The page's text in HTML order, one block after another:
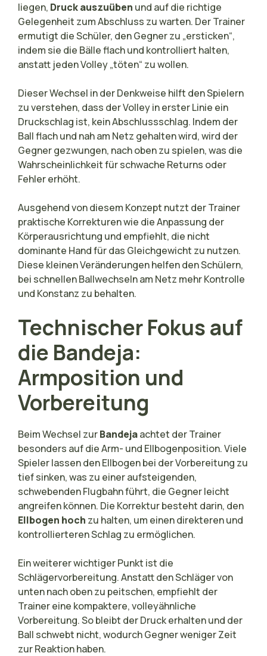
liegen, Druck auszuüben und auf die richtige
Gelegenheit zum Abschluss zu warten. Der Trainer
ermutigt die Schüler, den Gegner zu „ersticken“,
indem sie die Bälle flach und kontrolliert halten,
anstatt jeden Volley „töten“ zu wollen.
Dieser Wechsel in der Denkweise hilft den Spielern
zu verstehen, dass der Volley in erster Linie ein
Druckschlag ist, kein Abschlussschlag. Indem der
Ball flach und nah am Netz gehalten wird, wird der
Gegner gezwungen, nach oben zu spielen, was die
Wahrscheinlichkeit für schwache Returns oder
Fehler erhöht.
Ausgehend von diesem Konzept nutzt der Trainer
praktische Korrekturen wie die Anpassung der
Körperausrichtung und empfiehlt, die nicht
dominante Hand für das Gleichgewicht zu nutzen.
Diese kleinen Veränderungen helfen den Schülern,
bei schnellen Ballwechseln am Netz mehr Kontrolle
und Konstanz zu behalten.
Technischer Fokus auf
die Bandeja:
Armposition und
Vorbereitung
Beim Wechsel zurBandejaachtet der Trainer
besonders auf die Arm- und Ellbogenposition. Viele
Spieler lassen den Ellbogen bei der Vorbereitung zu
tief sinken, was zu einer aufsteigenden,
schwebenden Flugbahn führt, die Gegner leicht
angreifen können. Die Korrektur besteht darin, den
Ellbogen hoch zu halten, um einen direkteren und
kontrollierteren Schlag zu ermöglichen.
Ein weiterer wichtiger Punkt ist die
Schlägervorbereitung. Anstatt den Schläger von
unten nach oben zu peitschen, empfiehlt der
Trainer eine kompaktere, volleyähnliche
Vorbereitung. So bleibt der Druck erhalten und der
Ball schwebt nicht, wodurch Gegner weniger Zeit
zur Reaktion haben.